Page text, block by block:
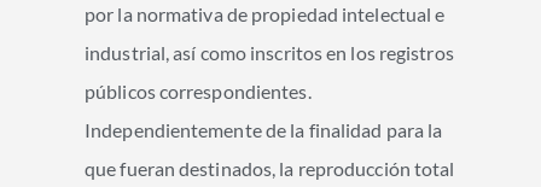
por la normativa de propiedad intelectual e
industrial, así como inscritos en los registros
públicos correspondientes.
Independientemente de la finalidad para la
que fueran destinados, la reproducción total